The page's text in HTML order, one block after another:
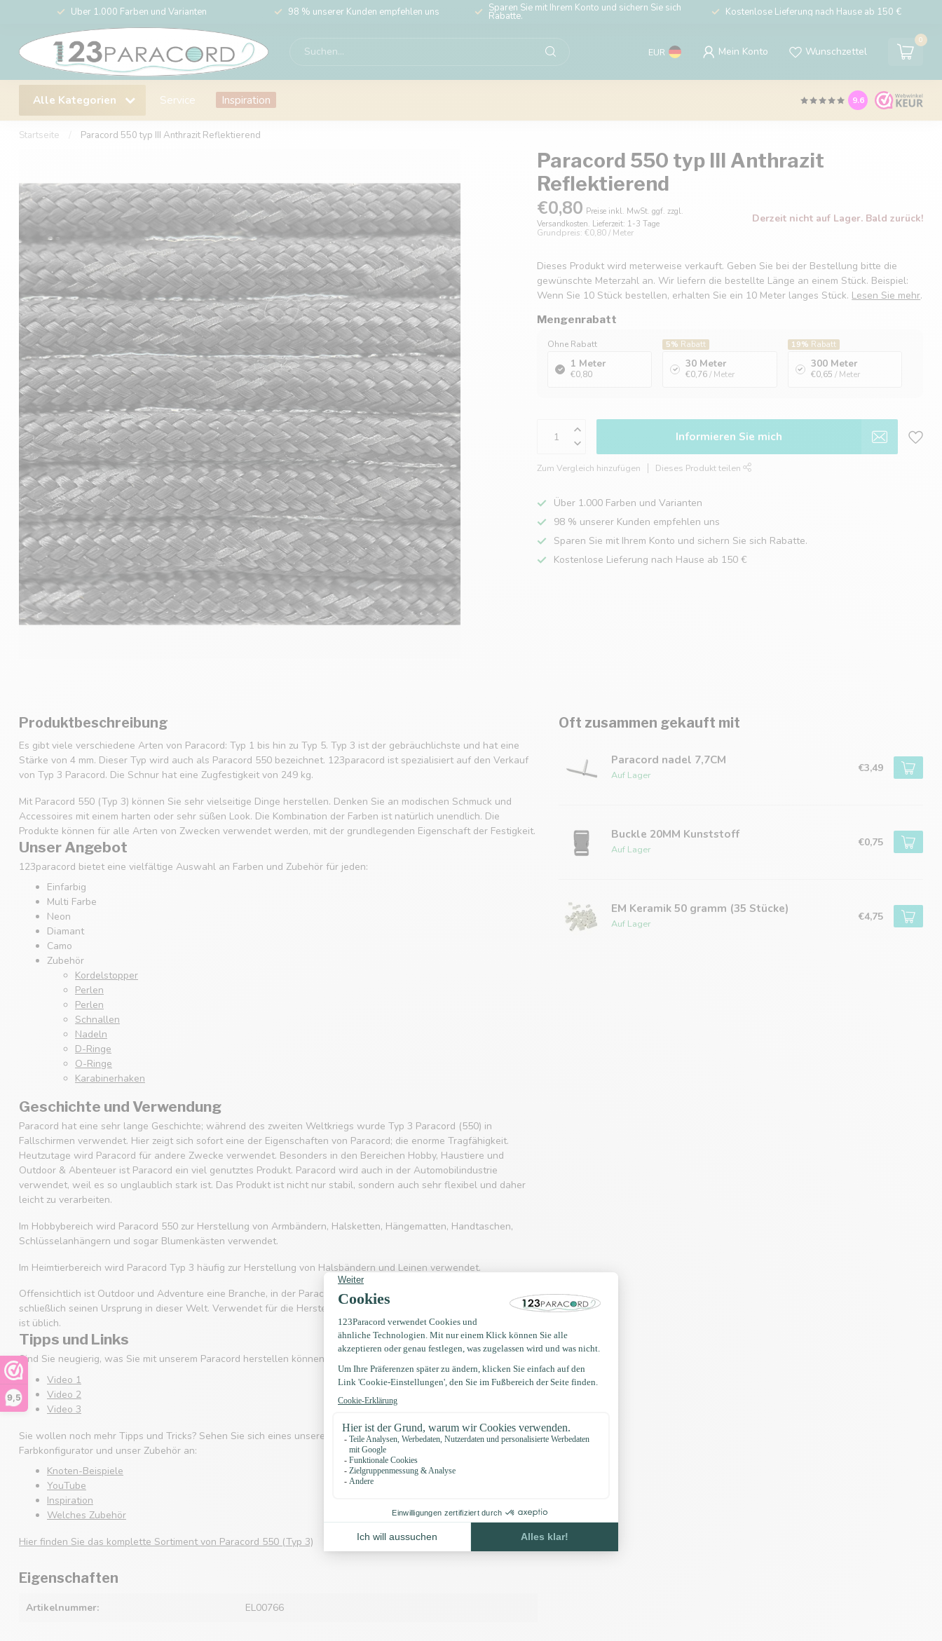
9,5
Über 1.000 Farben und Varianten 98 % unserer Kunden empfehlen uns Sparen Sie mit Ihrem Konto und sichern Sie sich
Rabatte. Kostenlose Lieferung nach Hause ab 150 €
EUR Mein Konto Wunschzettel
0
Alle Kategorien Service Inspiration 9.6
Startseite Paracord 550 typ III Anthrazit Reflektierend
Paracord 550 typ III Anthrazit
Reflektierend
€0,80 Preise inkl. MwSt. ggf. zzgl.
Versandkosten. Lieferzeit: 1-3 Tage
Grundpreis: €0,80 / Meter
Derzeit nicht auf Lager. Bald zurück!
Dieses Produkt wird meterweise verkauft. Geben Sie bei der Bestellung bitte die
gewünschte Meterzahl an. Wir liefern die bestellte Länge an einem Stück. Beispiel:
Wenn Sie 10 Stück bestellen, erhalten Sie ein 10 Meter langes Stück. Lesen Sie mehr.
Mengenrabatt
Ohne Rabatt
1 Meter
€0,80
5% Rabatt
30 Meter
€0,76 / Meter
19% Rabatt
300 Meter
€0,65 / Meter
Informieren Sie mich
Zum Vergleich hinzufügen Dieses Produkt teilen
Über 1.000 Farben und Varianten
98 % unserer Kunden empfehlen uns
Sparen Sie mit Ihrem Konto und sichern Sie sich Rabatte.
Kostenlose Lieferung nach Hause ab 150 €
Produktbeschreibung
Es gibt viele verschiedene Arten von Paracord: Typ 1 bis hin zu Typ 5. Typ 3 ist der gebräuchlichste und hat eine
Stärke von 4 mm. Dieser Typ wird auch als Paracord 550 bezeichnet. 123paracord ist spezialisiert auf den Verkauf
von Typ 3 Paracord. Die Schnur hat eine Zugfestigkeit von 249 kg.
Mit Paracord 550 (Typ 3) können Sie sehr vielseitige Dinge herstellen. Denken Sie an modischen Schmuck und
Accessoires mit einem harten oder sehr süßen Look. Die Kombination der Farben ist natürlich unendlich. Die
Produkte können für alle Arten von Zwecken verwendet werden, mit der grundlegenden Eigenschaft der Festigkeit.
Unser Angebot
123paracord bietet eine vielfältige Auswahl an Farben und Zubehör für jeden:
Einfarbig
Multi Farbe
Neon
Diamant
Camo
Zubehör
Kordelstopper
Perlen
Perlen
Schnallen
Nadeln
D-Ringe
O-Ringe
Karabinerhaken
Geschichte und Verwendung
Paracord hat eine sehr lange Geschichte; während des zweiten Weltkriegs wurde Typ 3 Paracord (550) in
Fallschirmen verwendet. Hier zeigt sich sofort eine der Eigenschaften von Paracord; die enorme Tragfähigkeit.
Heutzutage wird Paracord für andere Zwecke verwendet. Besonders in den Bereichen Hobby, Haustiere und
Outdoor & Abenteuer ist Paracord ein viel genutztes Produkt. Paracord wird auch in der Automobilindustrie
verwendet, weil es so unglaublich stark ist. Das Produkt ist nicht nur stabil, sondern auch sehr flexibel und daher
leicht zu verarbeiten.
Im Hobbybereich wird Paracord 550 zur Herstellung von Armbändern, Halsketten, Hängematten, Handtaschen,
Schlüsselanhängern und sogar Blumenkästen verwendet.
Im Heimtierbereich wird Paracord Typ 3 häufig zur Herstellung von Halsbändern und Leinen verwendet.
Offensichtlich ist Outdoor und Adventure eine Branche, in der Paracord 550 häufig eingesetzt wird. Es kennt
schließlich seinen Ursprung in dieser Welt. Verwendet für die Herstellung von Hängematten, Schnürsenkel, Gürtel
ist üblich.
Tipps und Links
Sind Sie neugierig, was Sie mit unserem Paracord herstellen können? Sehen Sie sich eines der Videos unten an:
Video 1
Video 2
Video 3
Sie wollen noch mehr Tipps und Tricks? Sehen Sie sich eines unserer eigenen Knotenbeispiele, YouTube Kanal,
Farbkonfigurator und unser Zubehör an:
Knoten-Beispiele
YouTube
Inspiration
Welches Zubehör
Hier finden Sie das komplette Sortiment von Paracord 550 (Typ 3)
Eigenschaften
Artikelnummer: EL00766
Oft zusammen gekauft mit
Paracord nadel 7,7CM
Auf Lager
€3,49
Buckle 20MM Kunststoff
Auf Lager
€0,75
EM Keramik 50 gramm (35 Stücke)
Auf Lager
€4,75